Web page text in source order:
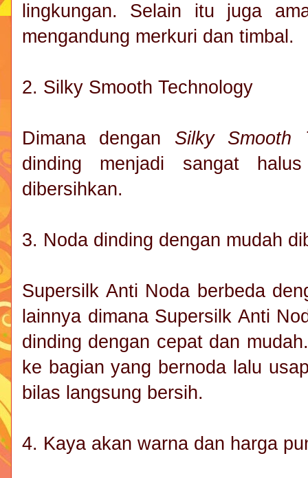
lingkungan. Selain itu juga
mengandung merkuri dan timbal.
2. Silky Smooth Technology
Dimana dengan Silky Smooth
dinding menjadi sangat
dibersihkan.
3. Noda dinding dengan mudah
Supersilk Anti Noda berbeda
lainnya dimana Supersilk Anti
dinding dengan cepat dan
ke bagian yang bernoda lalu
bilas langsung bersih.
4. Kaya akan warna dan harga